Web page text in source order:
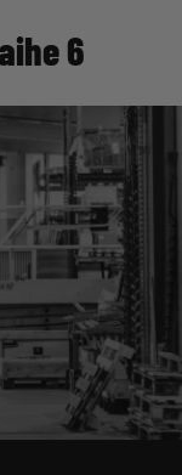
6